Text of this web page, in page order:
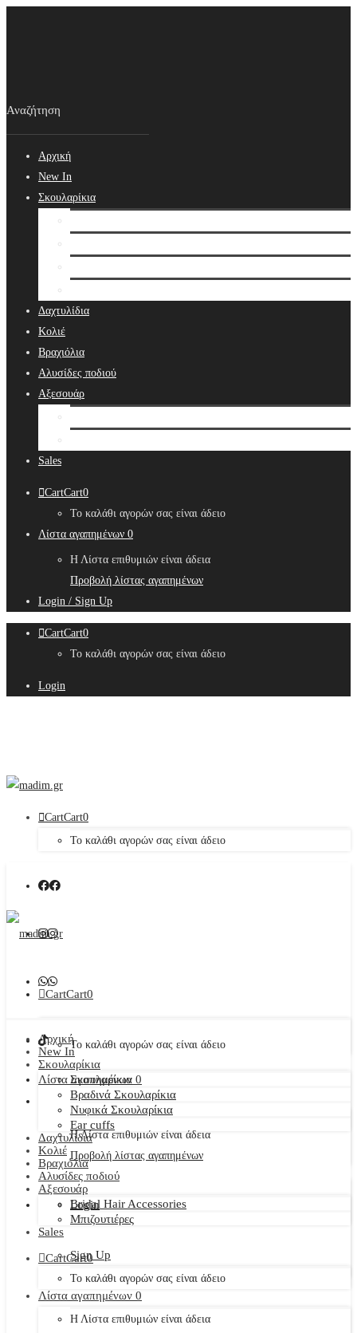
Αρχική
New In
Σκουλαρίκια
Δαχτυλίδια
Κολιέ
Βραχιόλια
Αλυσίδες ποδιού
Αξεσουάρ
Sales
CartCart0
Το καλάθι αγορών σας είναι άδειο
Λίστα αγαπημένων 0
Η Λίστα επιθυμιών είναι άδεια
Προβολή λίστας αγαπημένων
Login / Sign Up
CartCart0
Το καλάθι αγορών σας είναι άδειο
Login
CartCart0
Το καλάθι αγορών σας είναι άδειο
CartCart0
Το καλάθι αγορών σας είναι άδειο
Λίστα αγαπημένων 0
Η Λίστα επιθυμιών είναι άδεια
Προβολή λίστας αγαπημένων
Login
Sign Up
Αρχική
New In
Σκουλαρίκια
Σκουλαρίκια
Βραδινά Σκουλαρίκια
Νυφικά Σκουλαρίκια
Ear cuffs
Δαχτυλίδια
Κολιέ
Βραχιόλια
Αλυσίδες ποδιού
Αξεσουάρ
Bridal Hair Accessories
Μπιζουτιέρες
Sales
CartCart0
Το καλάθι αγορών σας είναι άδειο
Λίστα αγαπημένων 0
Η Λίστα επιθυμιών είναι άδεια